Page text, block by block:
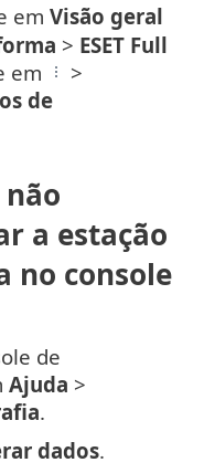
em Visão geral
> ESET Full
em
>
de
a estação
no console
de
Ajuda >
.
dados.